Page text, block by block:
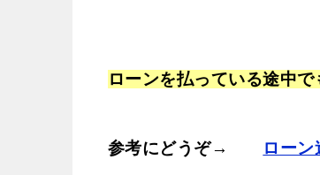
ローンを払っている途中
参考にどうぞ→ ロー